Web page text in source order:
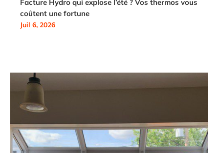
Facture Hydro qui explose l’été ? Vos thermos vous
coûtent une fortune
Juil 6, 2026